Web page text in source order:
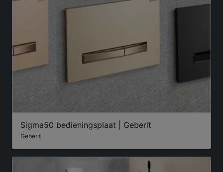
Sigma50 bedieningsplaat | Geberit
Geberit